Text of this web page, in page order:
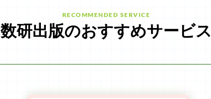
RECOMMENDED SERVICE
数研出版のおすすめサービス